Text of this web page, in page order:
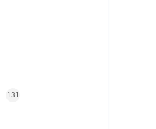
131